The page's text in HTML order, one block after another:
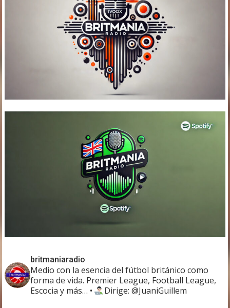
britmaniaradio
Medio con la esencia del fútbol británico como
forma de vida. Premier League, Football League,
Escocia y más… • Dirige: @JuaniGuillem